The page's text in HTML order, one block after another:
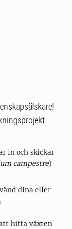
in och skickar
campestre)
dina eller
hitta växten